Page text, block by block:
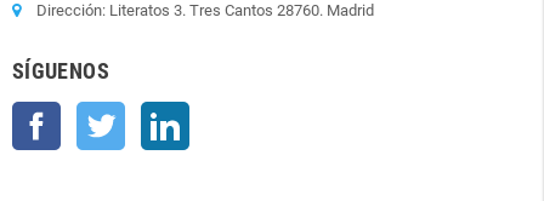
Dirección: Literatos 3. Tres Cantos 28760. Madrid
SÍGUENOS
Facebook Twitter